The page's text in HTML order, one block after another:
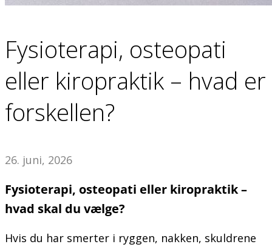
Fysioterapi, osteopati
eller kiropraktik – hvad er
forskellen?
26. juni, 2026
Fysioterapi, osteopati eller kiropraktik –
hvad skal du vælge?
Hvis du har smerter i ryggen, nakken, skuldrene